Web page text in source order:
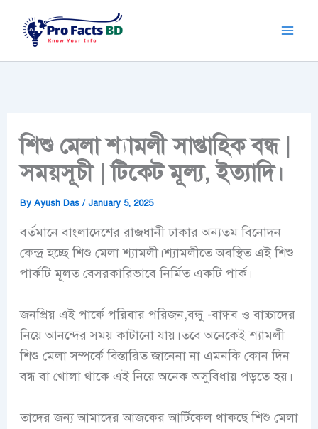
content
শিশু মেলা শ্যামলী সাপ্তাহিক বন্ধ |
সময়সূচী | টিকেট মূল্য, ইত্যাদি।
By Ayush Das /January 5, 2025
বর্তমানে বাংলাদেশের রাজধানী ঢাকার অন্যতম বিনোদন
কেন্দ্র হচ্ছে শিশু মেলা শ্যামলী।শ্যামলীতে অবস্থিত এই শিশু
পার্কটি মূলত বেসরকারিভাবে নির্মিত একটি পার্ক।
জনপ্রিয় এই পার্কে পরিবার পরিজন,বন্ধু -বান্ধব ও বাচ্চাদের
নিয়ে আনন্দের সময় কাটানো যায়।তবে অনেকেই শ্যামলী
শিশু মেলা সম্পর্কে বিস্তারিত জানেনা না এমনকি কোন দিন
বন্ধ বা খোলা থাকে এই নিয়ে অনেক অসুবিধায় পড়তে হয়।
তাদের জন্য আমাদের আজকের আর্টিকেল থাকছে শিশু মেলা